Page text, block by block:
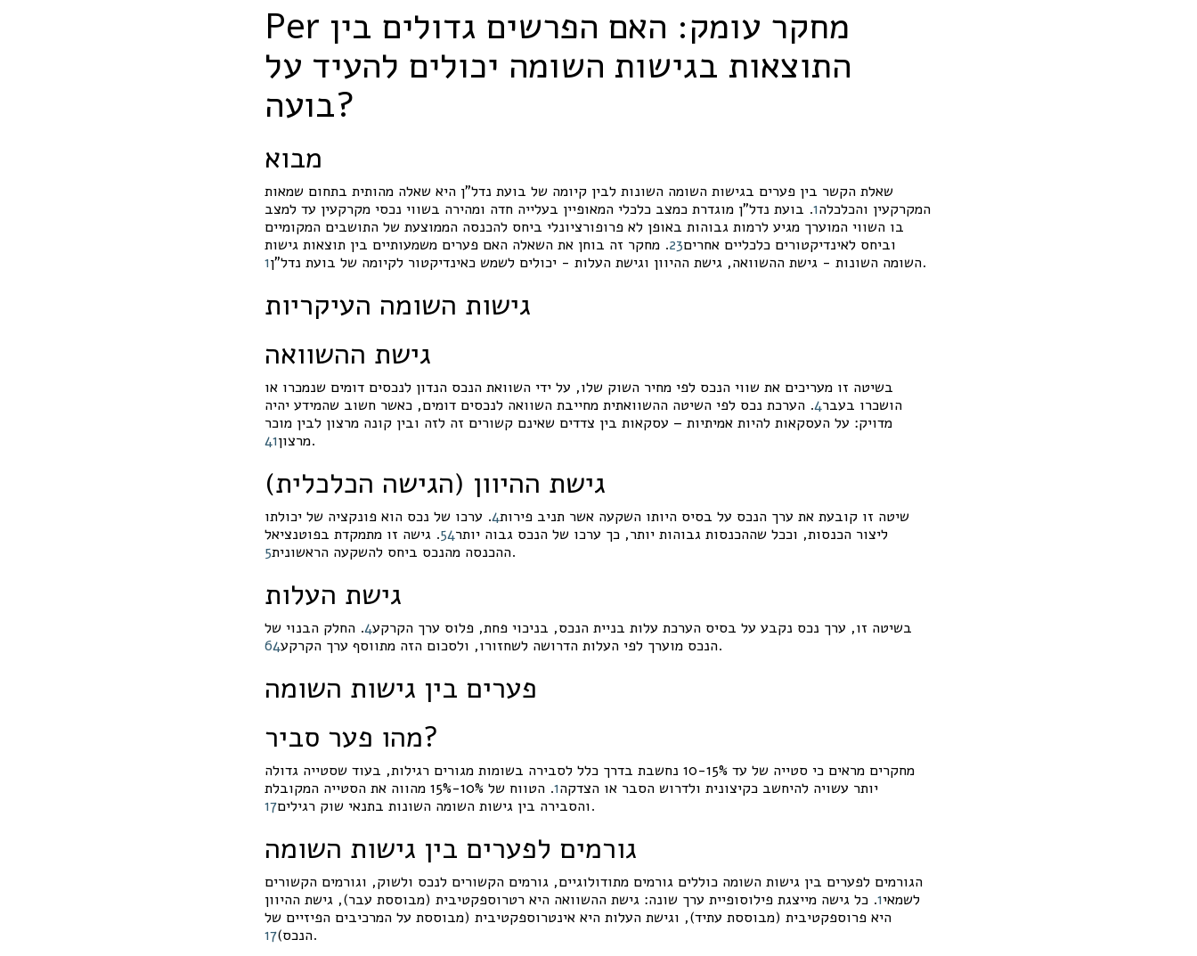
Per מחקר עומק: האם הפרשים גדולים בין
התוצאות בגישות השומה יכולים להעיד על
בועה?
מבוא
שאלת הקשר בין פערים בגישות השומה השונות לבין קיומה של בועת נדל"ן היא שאלה מהותית בתחום שמאות
המקרקעין והכלכלה1. בועת נדל"ן מוגדרת כמצב כלכלי המאופיין בעלייה חדה ומהירה בשווי נכסי מקרקעין עד למצב
בו השווי המוערך מגיע לרמות גבוהות באופן לא פרופורציונלי ביחס להכנסה הממוצעת של התושבים המקומיים
וביחס לאינדיקטורים כלכליים אחרים 23 . מחקר זה בוחן את השאלה האם פערים משמעותיים בין תוצאות גישות
השומה השונות - גישת ההשוואה, גישת ההיוון וגישת העלות - יכולים לשמש כאינדיקטור לקיומה של בועת נדל"ן1 .
גישות השומה העיקריות
גישת ההשוואה
בשיטה זו מעריכים את שווי הנכס לפי מחיר השוק שלו, על ידי השוואת הנכס הנדון לנכסים דומים שנמכרו או
הושכרו בעבר4. הערכת נכס לפי השיטה ההשוואתית מחייבת השוואה לנכסים דומים, כאשר חשוב שהמידע יהיה
מדויק: על העסקאות להיות אמיתיות – עסקאות בין צדדים שאינם קשורים זה לזה ובין קונה מרצון לבין מוכר
מרצון 41 .
גישת ההיוון (הגישה הכלכלית)
שיטה זו קובעת את ערך הנכס על בסיס היותו השקעה אשר תניב פירות4. ערכו של נכס הוא פונקציה של יכולתו
ליצור הכנסות, וככל שההכנסות גבוהות יותר, כך ערכו של הנכס גבוה יותר 54 . גישה זו מתמקדת בפוטנציאל
ההכנסה מהנכס ביחס להשקעה הראשונית5 .
גישת העלות
בשיטה זו, ערך נכס נקבע על בסיס הערכת עלות בניית הנכס, בניכוי פחת, פלוס ערך הקרקע4. החלק הבנוי של
הנכס מוערך לפי העלות הדרושה לשחזורו, ולסכום הזה מתווסף ערך הקרקע 64 .
פערים בין גישות השומה
מהו פער סביר?
מחקרים מראים כי סטייה של עד 10-15% נחשבת בדרך כלל לסבירה בשומות מגורים רגילות, בעוד שסטייה גדולה
יותר עשויה להיחשב כקיצונית ולדרוש הסבר או הצדקה1
. הטווח של 10%-15% מהווה את הסטייה המקובלת
והסבירה בין גישות השומה השונות בתנאי שוק רגילים 17 .
גורמים לפערים בין גישות השומה
הגורמים לפערים בין גישות השומה כוללים גורמים מתודולוגיים, גורמים הקשורים לנכס ולשוק, וגורמים הקשורים
לשמאי1. כל גישה מייצגת פילוסופיית ערך שונה: גישת ההשוואה היא רטרוספקטיבית (מבוססת עבר), גישת ההיוון
היא פרוספקטיבית (מבוססת עתיד), וגישת העלות היא אינטרוספקטיבית (מבוססת על המרכיבים הפיזיים של
הנכס) 17 .